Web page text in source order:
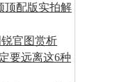
顶配版实拍解
官图赏析
要远离这6种